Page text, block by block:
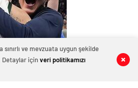
engellemeye
ve mevzuata uygun şekilde
Detaylar içinveri politikamızı